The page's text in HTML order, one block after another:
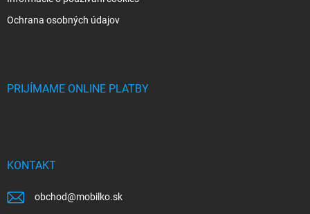
Ochrana osobných údajov
PRIJÍMAME ONLINE PLATBY
KONTAKT
obchod@mobilko.sk